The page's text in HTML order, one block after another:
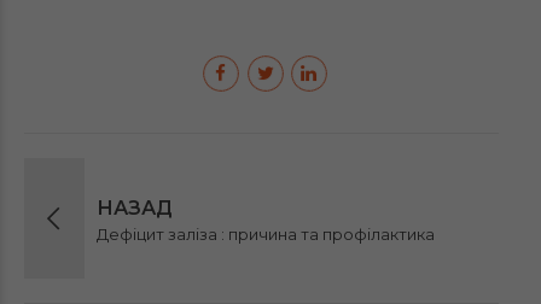
НАЗАД
Дефіцит заліза : причина та профілактика